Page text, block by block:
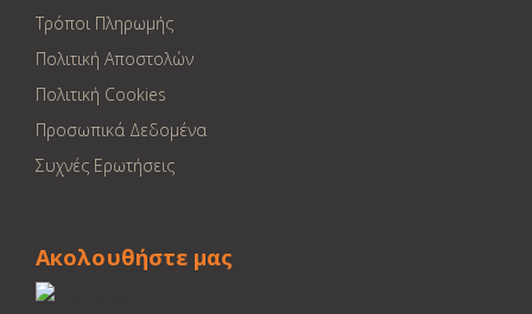
Τρόποι Πληρωμής
Πολιτική Αποστολών
Πολιτική Cookies
Προσωπικά Δεδομένα
Συχνές Ερωτήσεις
Ακολουθήστε μας